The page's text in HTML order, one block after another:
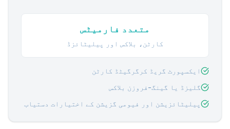
متعدد فارمیٹس
کارٹن، بلاکس اور پیلیٹائزڈ
ایکسپورٹ گریڈ کرگرگیٹڈ کارٹن
گلیزڈ یا گینگ-فروزن بلاکس
پیلیٹائزیشن اور فیومی گزیشن کے اختیارات دستیاب